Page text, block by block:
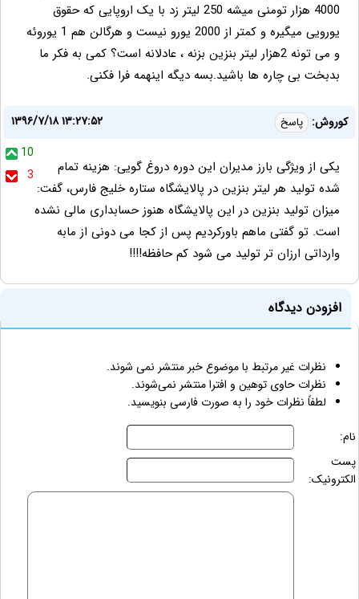
4000 هزار تومنی میشه 250 لیتر زد با یک اروپایی که حقوق
یورویی میگیره و کمتر از 2000 یورو نیست و هرگالن هم 1 یوروئه
و می تونه 2هزار لیتر بنزین بزنه ، عادلانه است؟ کمی به فکر ما
بدبخت بی چاره ها باشید.بسه دیگه اینهمه فرا فکنی.
کوروش: پاسخ
۱۳۹۶/۷/۱۸ ۱۳:۲۷:۵۲
10
3
یکی از ویژگی بارز مدیران این دوره دروغ گویی: هزینه تمام
شده تولید هر لیتر بنزین در پالایشگاه ستاره خلیج فارس، گفت:
میزان تولید بنزین در این پالایشگاه هنوز حسابداری مالی نشده
است. تو گفتی ماهم باورکردیم پس از کجا می دونی از مابه
وارداتی ارزان تر تولید می شود کم حافظه!!!!
افزودن دیدگاه
نظرات غیر مرتبط با موضوع خبر منتشر نمی شوند.
نظرات حاوی توهین و افترا منتشر نمی‌شوند.
لطفاً نظرات خود را به صورت فارسی بنویسید.
نام:
پست
الکترونیک: